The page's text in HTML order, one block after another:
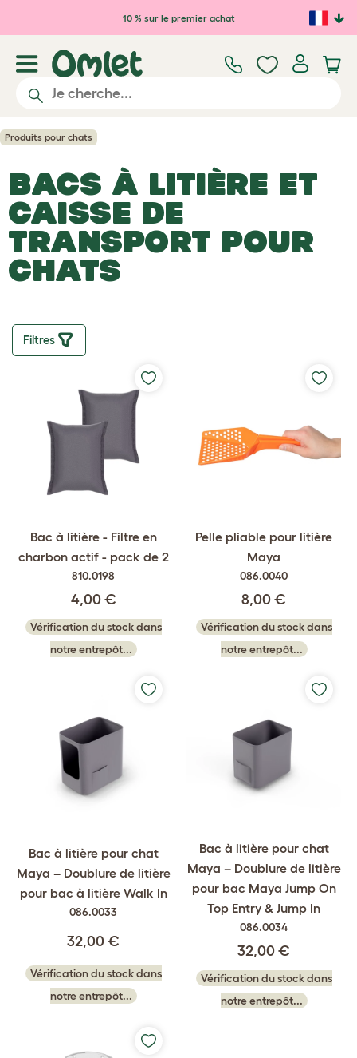
Passer au contenu principal
10 % sur le premier achat
Produits pour chats
BACS À LITIÈRE ET
CAISSE DE
TRANSPORT POUR
CHATS
Filtres
Bac à litière - Filtre en
charbon actif - pack de 2
810.0198
4,00 €
Vérification du stock dans
notre entrepôt...
Pelle pliable pour litière
Maya
086.0040
8,00 €
Vérification du stock dans
notre entrepôt...
Bac à litière pour chat
Maya – Doublure de litière
pour bac à litière Walk In
086.0033
32,00 €
Vérification du stock dans
notre entrepôt...
Bac à litière pour chat
Maya – Doublure de litière
pour bac Maya Jump On
Top Entry & Jump In
086.0034
32,00 €
Vérification du stock dans
notre entrepôt...